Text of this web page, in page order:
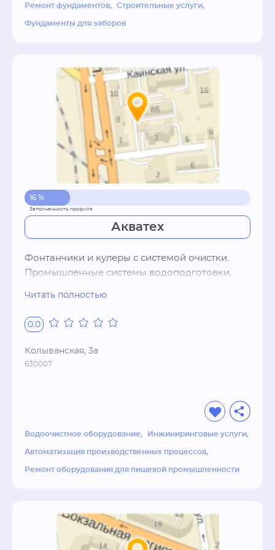
кирпичного,шлакоблочного а так же дома из
сибита). РАБОТАЕМ С ГАРАНТИЕЙ И ПО
Ремонт фундаментов Строительные услуги
Фундаменты для заборов
16 %
Акватех
Фонтанчики и кулеры с системой очистки.
Промышленные системы водоподготовки,
сервисное обслуживание. Гарантия качества,
анализ воды. Собственное производство
установок обратного осмоса и
ультрафильтрации.
Читать полностью
0.0
Колыванская, 3а
630007
Водоочистное оборудование Инжиниринговые услуги
Автоматизация производственных процессов
Ремонт оборудования для пищевой промышленности